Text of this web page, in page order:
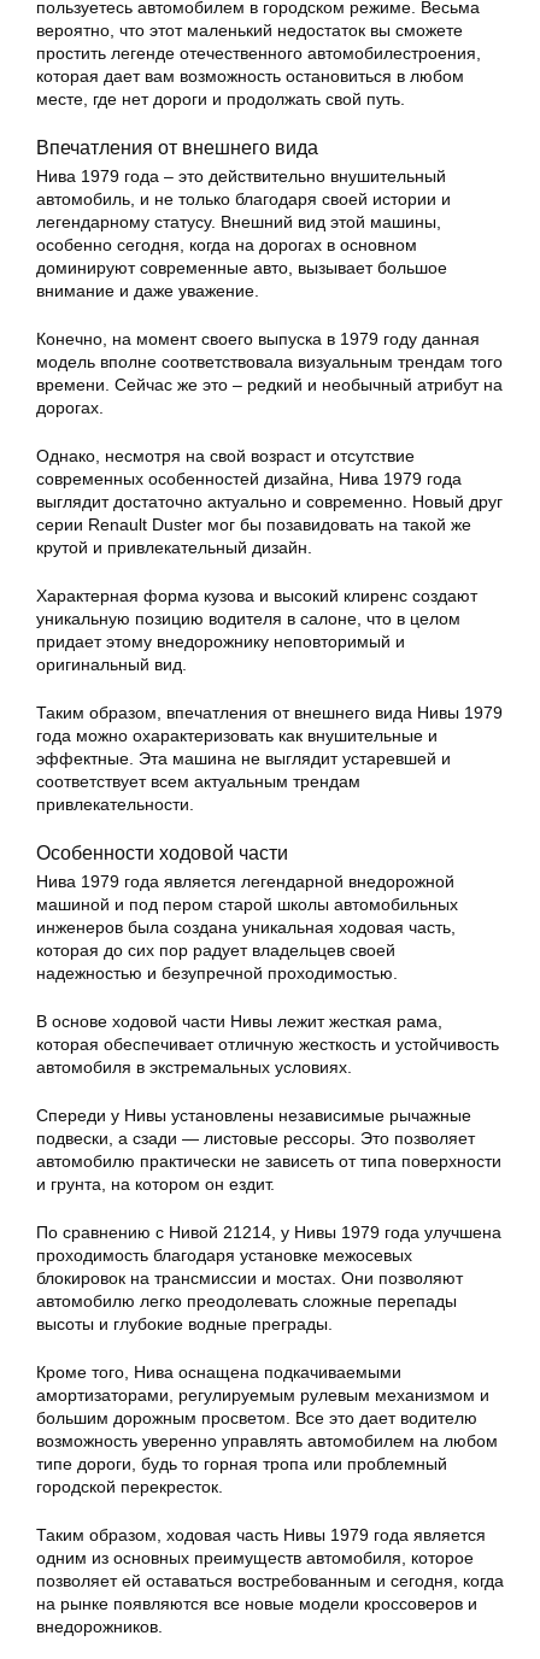
пользуетесь автомобилем в городском режиме. Весьма
вероятно, что этот маленький недостаток вы сможете
простить легенде отечественного автомобилестроения,
которая дает вам возможность остановиться в любом
месте, где нет дороги и продолжать свой путь.
Впечатления от внешнего вида
Нива 1979 года – это действительно внушительный
автомобиль, и не только благодаря своей истории и
легендарному статусу. Внешний вид этой машины,
особенно сегодня, когда на дорогах в основном
доминируют современные авто, вызывает большое
внимание и даже уважение.
Конечно, на момент своего выпуска в 1979 году данная
модель вполне соответствовала визуальным трендам того
времени. Сейчас же это – редкий и необычный атрибут на
дорогах.
Однако, несмотря на свой возраст и отсутствие
современных особенностей дизайна, Нива 1979 года
выглядит достаточно актуально и современно. Новый друг
серии Renault Duster мог бы позавидовать на такой же
крутой и привлекательный дизайн.
Характерная форма кузова и высокий клиренс создают
уникальную позицию водителя в салоне, что в целом
придает этому внедорожнику неповторимый и
оригинальный вид.
Таким образом, впечатления от внешнего вида Нивы 1979
года можно охарактеризовать как внушительные и
эффектные. Эта машина не выглядит устаревшей и
соответствует всем актуальным трендам
привлекательности.
Особенности ходовой части
Нива 1979 года является легендарной внедорожной
машиной и под пером старой школы автомобильных
инженеров была создана уникальная ходовая часть,
которая до сих пор радует владельцев своей
надежностью и безупречной проходимостью.
В основе ходовой части Нивы лежит жесткая рама,
которая обеспечивает отличную жесткость и устойчивость
автомобиля в экстремальных условиях.
Спереди у Нивы установлены независимые рычажные
подвески, а сзади — листовые рессоры. Это позволяет
автомобилю практически не зависеть от типа поверхности
и грунта, на котором он ездит.
По сравнению с Нивой 21214, у Нивы 1979 года улучшена
проходимость благодаря установке межосевых
блокировок на трансмиссии и мостах. Они позволяют
автомобилю легко преодолевать сложные перепады
высоты и глубокие водные преграды.
Кроме того, Нива оснащена подкачиваемыми
амортизаторами, регулируемым рулевым механизмом и
большим дорожным просветом. Все это дает водителю
возможность уверенно управлять автомобилем на любом
типе дороги, будь то горная тропа или проблемный
городской перекресток.
Таким образом, ходовая часть Нивы 1979 года является
одним из основных преимуществ автомобиля, которое
позволяет ей оставаться востребованным и сегодня, когда
на рынке появляются все новые модели кроссоверов и
внедорожников.